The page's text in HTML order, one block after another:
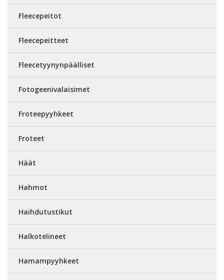
Fleecepeitot
Fleecepeitteet
Fleecetyynynpäälliset
Fotogeenivalaisimet
Froteepyyhkeet
Froteet
Häät
Hahmot
Haihdutustikut
Halkotelineet
Hamampyyhkeet